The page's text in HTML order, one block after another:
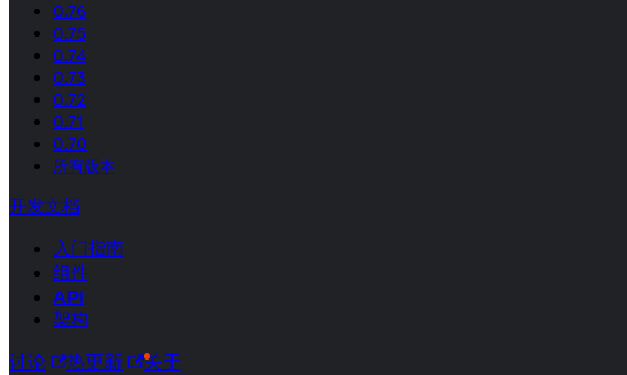
0.76
0.75
0.74
0.73
0.72
0.71
0.70
所有版本
开发文档
入门指南
组件
API
架构
讨论 热更新 关于